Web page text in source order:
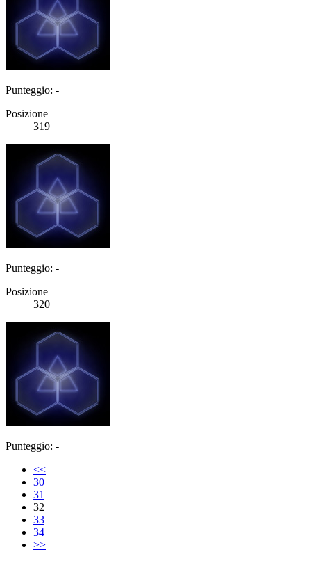
Punteggio: -
Posizione
319
Punteggio: -
Posizione
320
Punteggio: -
<<
30
31
32
33
34
>>